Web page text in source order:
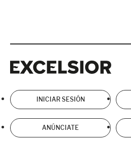
INICIAR SESIÓN
ANÚNCIATE